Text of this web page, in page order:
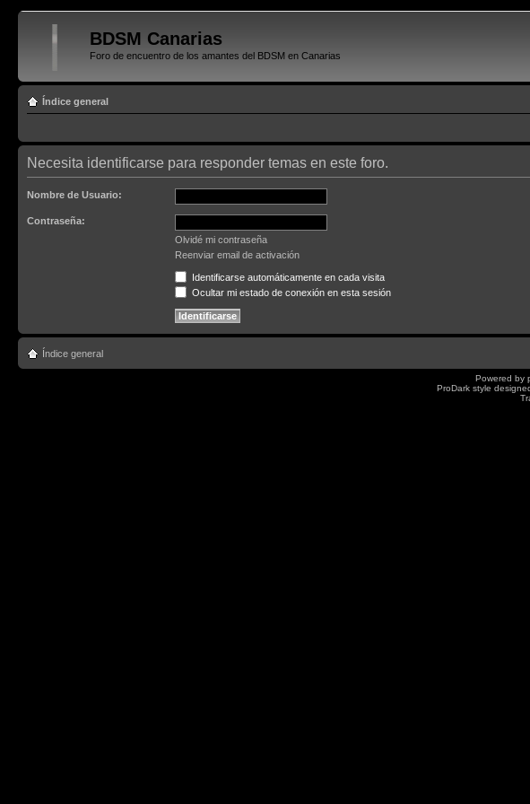
BDSM Canarias
Foro de encuentro de los amantes del BDSM en Canarias
Índice general
Necesita identificarse para responder temas en este foro.
Nombre de Usuario:
Contraseña:
Olvidé mi contraseña
Reenviar email de activación
Identificarse automáticamente en cada visita
Ocultar mi estado de conexión en esta sesión
Índice general
Powered by
ProDark style